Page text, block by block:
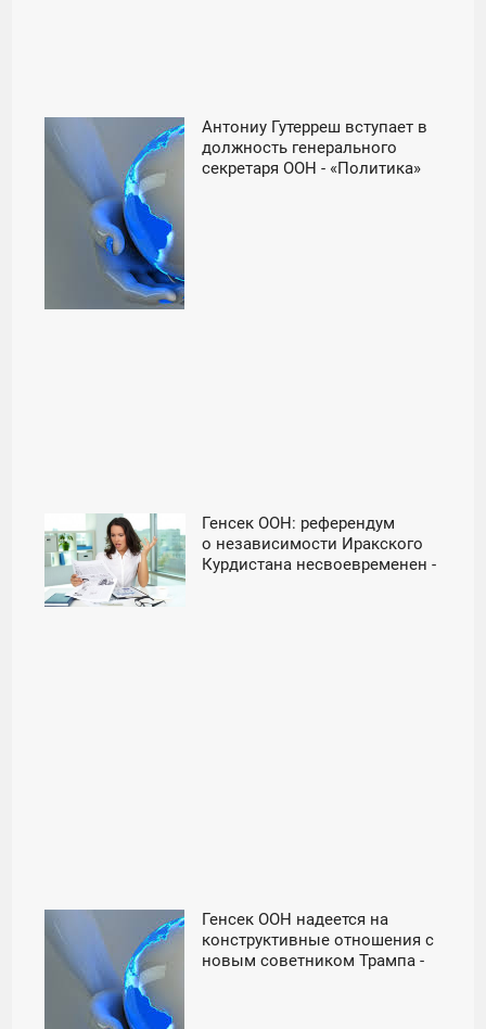
Антониу Гутерреш вступает в
должность генерального
секретаря ООН - «Политика»
Генсек ООН: референдум
о независимости Иракского
Курдистана несвоевременен -
Генсек ООН надеется на
конструктивные отношения с
новым советником Трампа -